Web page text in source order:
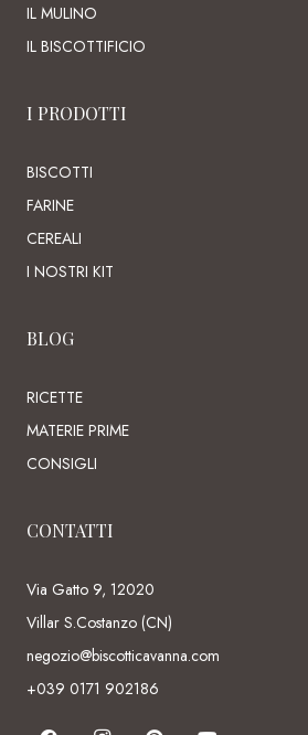
IL MULINO
IL BISCOTTIFICIO
I PRODOTTI
BISCOTTI
FARINE
CEREALI
I NOSTRI KIT
BLOG
RICETTE
MATERIE PRIME
CONSIGLI
CONTATTI
Via Gatto 9, 12020
Villar S.Costanzo (CN)
negozio@biscotticavanna.com
+039 0171 902186